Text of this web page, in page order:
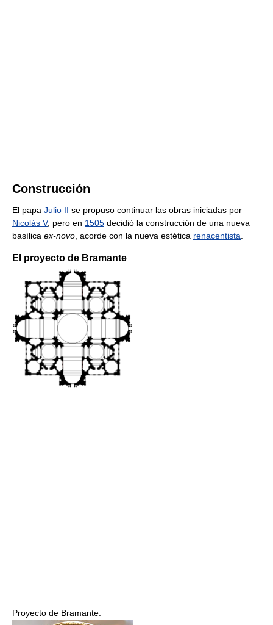
Construcción
El papa Julio II se propuso continuar las obras iniciadas por
Nicolás V, pero en 1505 decidió la construcción de una nueva
basílica ex-novo, acorde con la nueva estética renacentista.
El proyecto de Bramante
Proyecto de Bramante.